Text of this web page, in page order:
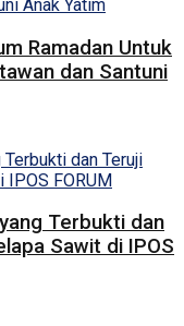
Ramadan Untuk
dan Santuni
Terbukti dan
Sawit di IPOS